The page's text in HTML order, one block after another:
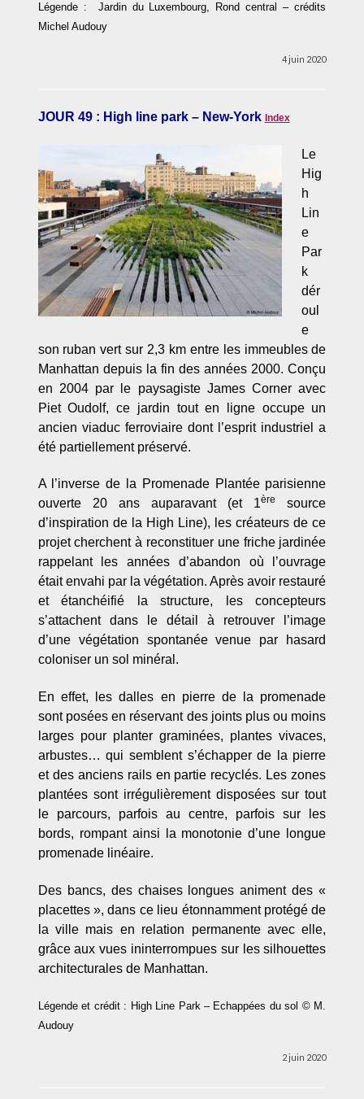
Légende : Jardin du Luxembourg, Rond central – crédits
Michel Audouy
4 juin 2020
JOUR 49 : High line park – New-York Index
Le
Hig
h
Lin
e
Par
k
dér
oul
e
son ruban vert sur 2,3 km entre les immeubles de
Manhattan depuis la fin des années 2000. Conçu
en 2004 par le paysagiste James Corner avec
Piet Oudolf, ce jardin tout en ligne occupe un
ancien viaduc ferroviaire dont l’esprit industriel a
été partiellement préservé.
A l’inverse de la Promenade Plantée parisienne
ouverte 20 ans auparavant (et 1ère
source
d’inspiration de la High Line), les créateurs de ce
projet cherchent à reconstituer une friche jardinée
rappelant les années d’abandon où l’ouvrage
était envahi par la végétation. Après avoir restauré
et étanchéifié la structure, les concepteurs
s’attachent dans le détail à retrouver l’image
d’une végétation spontanée venue par hasard
coloniser un sol minéral.
En effet, les dalles en pierre de la promenade
sont posées en réservant des joints plus ou moins
larges pour planter graminées, plantes vivaces,
arbustes… qui semblent s’échapper de la pierre
et des anciens rails en partie recyclés. Les zones
plantées sont irrégulièrement disposées sur tout
le parcours, parfois au centre, parfois sur les
bords, rompant ainsi la monotonie d’une longue
promenade linéaire.
Des bancs, des chaises longues animent des «
placettes », dans ce lieu étonnamment protégé de
la ville mais en relation permanente avec elle,
grâce aux vues ininterrompues sur les silhouettes
architecturales de Manhattan.
Légende et crédit : High Line Park – Echappées du sol © M.
Audouy
2 juin 2020